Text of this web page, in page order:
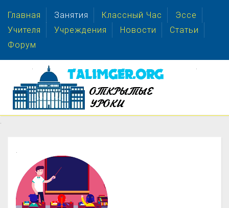
Главная Занятия Классный Час
Эссе
Учителя
Учреждения Новости
Статьи
Форум
.
.
. .